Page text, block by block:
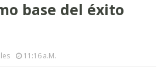
base del éxito
11:16 A.m.